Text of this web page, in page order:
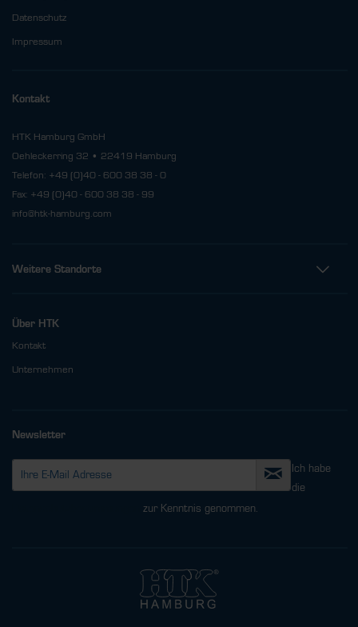
Datenschutz
Impressum
Kontakt
HTK Hamburg GmbH
Oehleckerring 32 • 22419 Hamburg
Telefon: +49 (0)40 - 600 38 38 - 0
Fax: +49 (0)40 - 600 38 38 - 99
info@htk-hamburg.com
Weitere Standorte
Über HTK
Kontakt
Unternehmen
Newsletter
Ich habe
die
zur Kenntnis genommen.